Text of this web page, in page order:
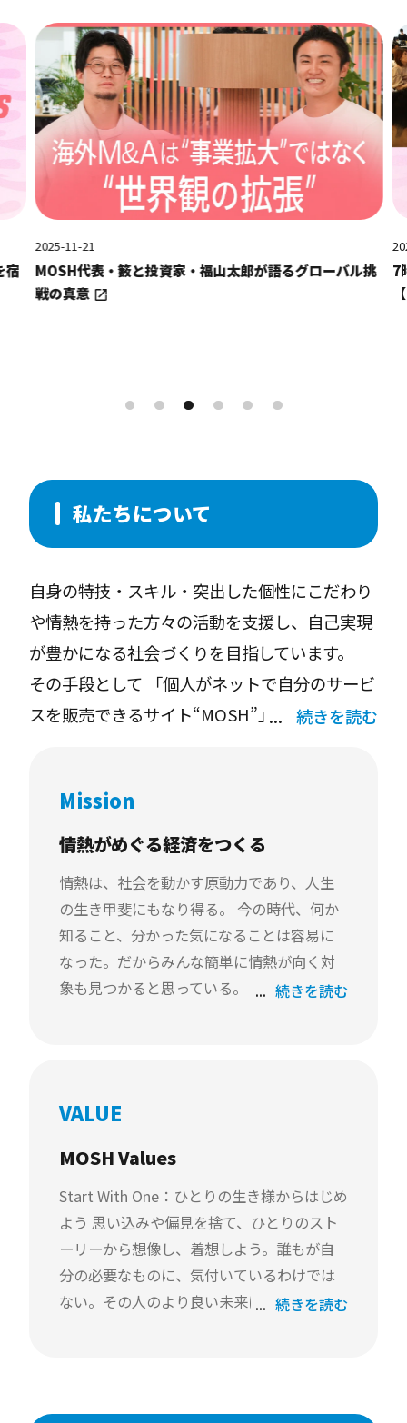
2025-11-21
MOSH代表・籔と投資家・福山太郎が語るグローバル挑
戦の真意
7
私たちについて
自身の特技・スキル・突出した個性にこだわり
や情熱を持った方々の活動を支援し、自己実現
が豊かになる社会づくりを目指しています。
その手段として 「個人がネットで自分のサービ
スを販売できるサイト“MOSH”」 を提供してい
続きを読む
Mission
情熱がめぐる経済をつくる
情熱は、社会を動かす原動力であり、人生
の生き甲斐にもなり得る。 今の時代、何か
知ること、分かった気になることは容易に
なった。だからみんな簡単に情熱が向く対
象も見つかると思っている。 しかしそれは
い。静かに灯った青い炎が少しでも長く続
き、自然に周りに伝播する情熱の連鎖を支
援し続けたい。 誰しもが身近なきっかけか
ら、興味や好奇心を育み、情熱がめぐる経
済をつくる。
続きを読む
VALUE
MOSH Values
Start With One：ひとりの生き様からはじめ
よう 思い込みや偏見を捨て、ひとりのスト
ーリーから想像し、着想しよう。誰もが自
分の必要なものに、気付いているわけでは
ない。その人のより良い未来に欠けている
続きを読む